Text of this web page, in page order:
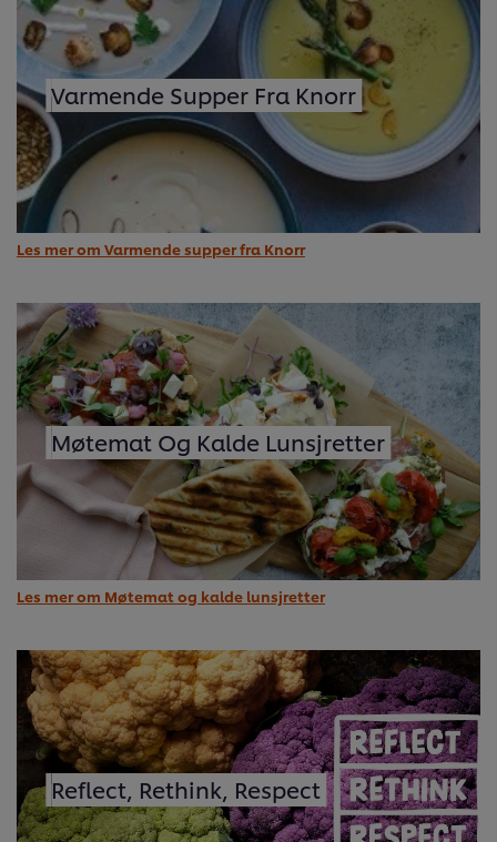
Varmende Supper Fra Knorr
Les mer om Varmende supper fra Knorr
Møtemat Og Kalde Lunsjretter
Les mer om Møtemat og kalde lunsjretter
Reflect, Rethink, Respect